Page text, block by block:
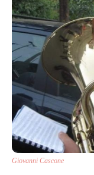
Giovanni Cascone